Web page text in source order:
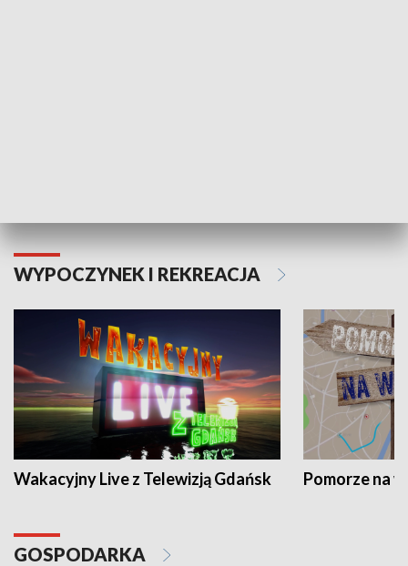
WYPOCZYNEK I REKREACJA
Wakacyjny Live z Telewizją Gdańsk Pomorze na
GOSPODARKA